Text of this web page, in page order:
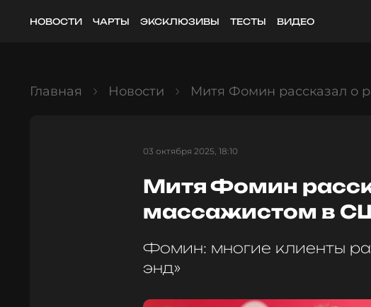
НОВОСТИ ЧАРТЫ ЭКСКЛЮЗИВЫ ТЕСТЫ ВИДЕО
Главная Новости Митя Фомин рассказал о
03 октября 2025, 18:10
Митя Фомин
массажистом в
Фомин: многие клиенты
энд»